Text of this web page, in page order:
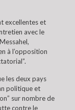
excellentes et
avec le
à l’opposition
les deux pays
politique et
sur nombre de
contre le